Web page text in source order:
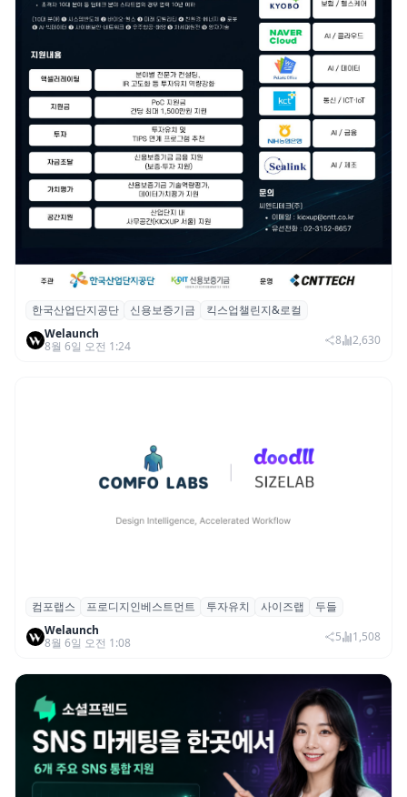
산단공·신보, 2026 ‘킥스업 챌린지&로컬’ 참
여 스타트업 모집
한국산업단지공단 신용보증기금
킥스업챌린지&로컬
Welaunch
8월 6일 오전 1:24
8 2,630
컴포랩스, 프로디지인베스트먼트로부터 시
드 투자 유치
컴포랩스 프로디지인베스트먼트 투자유치 사이즈랩
두들
Welaunch
8월 6일 오전 1:08
5 1,508